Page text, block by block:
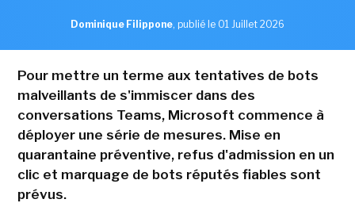
Dominique Filippone, publié le 01 Juillet 2026
Pour mettre un terme aux tentatives de bots
malveillants de s'immiscer dans des
conversations Teams, Microsoft commence à
déployer une série de mesures. Mise en
quarantaine préventive, refus d'admission en un
clic et marquage de bots réputés fiables sont
prévus.